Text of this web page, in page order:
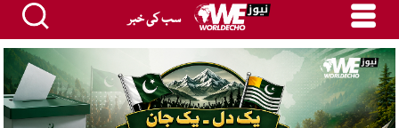
سب کی خبر